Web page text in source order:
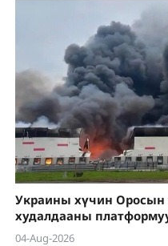
Украины хүчин Оросын
худалдааны
хийсээр байна
04-Aug-2026